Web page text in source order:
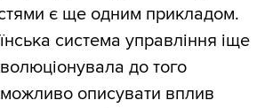
є ще одним прикладом.
система управління іще
до того
описувати вплив